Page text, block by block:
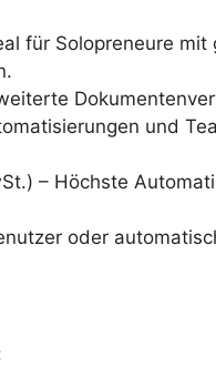
für Solopreneure
und
– Höchste
oder